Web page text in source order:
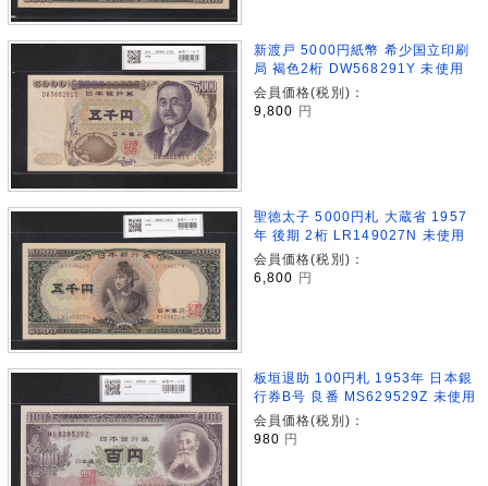
新渡戸 5000円紙幣 希少国立印刷
局 褐色2桁 DW568291Y 未使用
会員価格(税別)：
9,800
円
聖徳太子 5000円札 大蔵省 1957
年 後期 2桁 LR149027N 未使用
会員価格(税別)：
6,800
円
板垣退助 100円札 1953年 日本銀
行券B号 良番 MS629529Z 未使用
会員価格(税別)：
980 円